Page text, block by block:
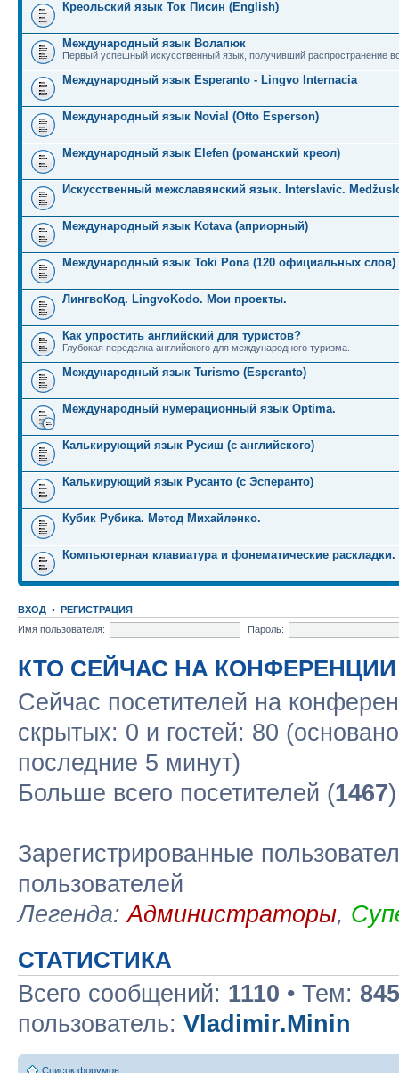
Креольский язык Ток Писин (English)
Международный язык Волапюк
Первый успешный искусственный язык, получивший распространение
Международный язык Esperanto - Lingvo Internacia
Международный язык Novial (Otto Esperson)
Международный язык Elefen (романский креол)
Искусственный межславянский язык. Interslavic.
Международный язык Kotava (априорный)
Международный язык Toki Pona (120 официальных слов)
ЛингвоКод. LingvoKodo. Мои проекты.
Как упростить английский для туристов?
Глубокая переделка английского для международного туризма.
Международный язык Turismo (Esperanto)
Международный нумерационный язык Optima.
Калькирующий язык Русиш (с английского)
Калькирующий язык Русанто (с Эсперанто)
Кубик Рубика. Метод Михайленко.
Компьютерная клавиатура и фонематические раскладки.
ВХОД • РЕГИСТРАЦИЯ
Имя пользователя:
Пароль:
КТО СЕЙЧАС НА КОНФЕРЕНЦИИ
Сейчас посетителей на
скрытых: 0 и гостей: 80
последние 5 минут)
Больше всего посетителей (1467
Зарегистрированные
пользователей
Легенда:Администраторы,
СТАТИСТИКА
Всего сообщений: 1110 • Тем: 845
пользователь: Vladimir.Minin
Список форумов